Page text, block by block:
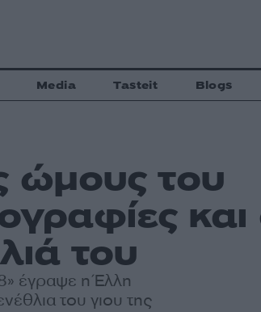
Media Tasteit Blogs
ώμους του
και
του
έγραψε η Έλλη
του γιου της